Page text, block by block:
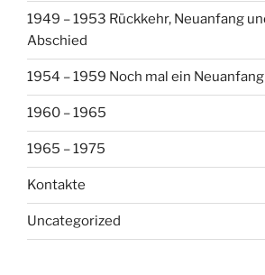
1949 – 1953 Rückkehr, Neuanfang
Abschied
1954 – 1959 Noch mal ein Neuanfang
1960 – 1965
1965 – 1975
Kontakte
Uncategorized